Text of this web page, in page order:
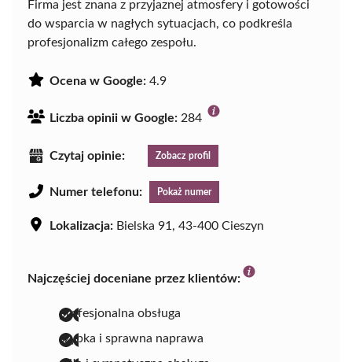
Firma jest znana z przyjaznej atmosfery i gotowości
do wsparcia w nagłych sytuacjach, co podkreśla
profesjonalizm całego zespołu.
Ocena w Google: 4.9
Liczba opinii w Google: 284
Czytaj opinie: Zobacz profil
Numer telefonu: Pokaż numer
Lokalizacja: Bielska 91, 43-400 Cieszyn
Najczęściej doceniane przez klientów:
profesjonalna obsługa
szybka i sprawna naprawa